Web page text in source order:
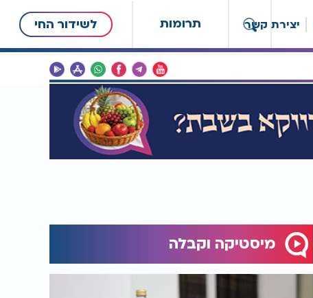
תרומות לשידור החי יצירת קשר
מיסטיקה וקבלה